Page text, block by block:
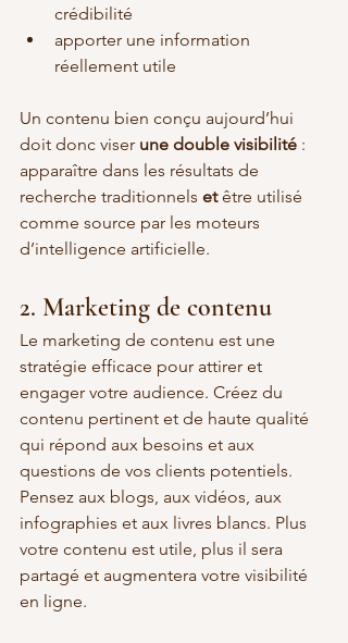
crédibilité
apporter une information
réellement utile
Un contenu bien conçu aujourd’hui
doit donc viser une double visibilité :
apparaître dans les résultats de
recherche traditionnels et être utilisé
comme source par les moteurs
d’intelligence artificielle.
2. Marketing de contenu
Le marketing de contenu est une
stratégie efficace pour attirer et
engager votre audience. Créez du
contenu pertinent et de haute qualité
qui répond aux besoins et aux
questions de vos clients potentiels.
Pensez aux blogs, aux vidéos, aux
infographies et aux livres blancs. Plus
votre contenu est utile, plus il sera
partagé et augmentera votre visibilité
en ligne.